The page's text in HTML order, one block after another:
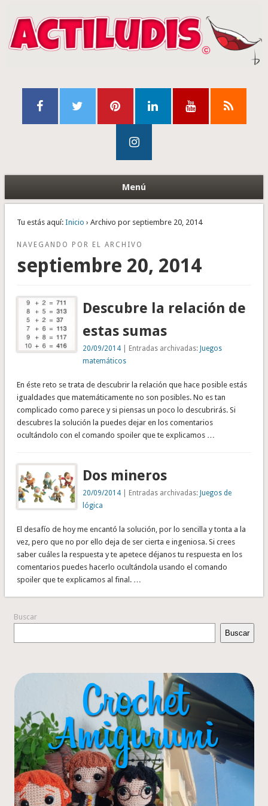
Menú
Tu estás aquí: Inicio › Archivo por septiembre 20, 2014
NAVEGANDO POR EL ARCHIVO
septiembre 20, 2014
Descubre la relación de
estas sumas
20/09/2014 | Entradas archivadas:Juegos
matemáticos
En éste reto se trata de descubrir la relación que hace posible estás
igualdades que matemáticamente no son posibles. No es tan
complicado como parece y si piensas un poco lo descubrirás. Si
descubres la solución la puedes dejar en los comentarios
ocultándolo con el comando spoiler que te explicamos …
Dos mineros
20/09/2014 | Entradas archivadas:Juegos de
lógica
El desafío de hoy me encantó la solución, por lo sencilla y tonta a la
vez, pero que no por ello deja de ser cierta e ingeniosa. Si crees
saber cuáles la respuesta y te apetece déjanos tu respuesta en los
comentarios puedes hacerlo ocultándola usando el comando
spoiler que te explicamos al final. …
Buscar
Buscar